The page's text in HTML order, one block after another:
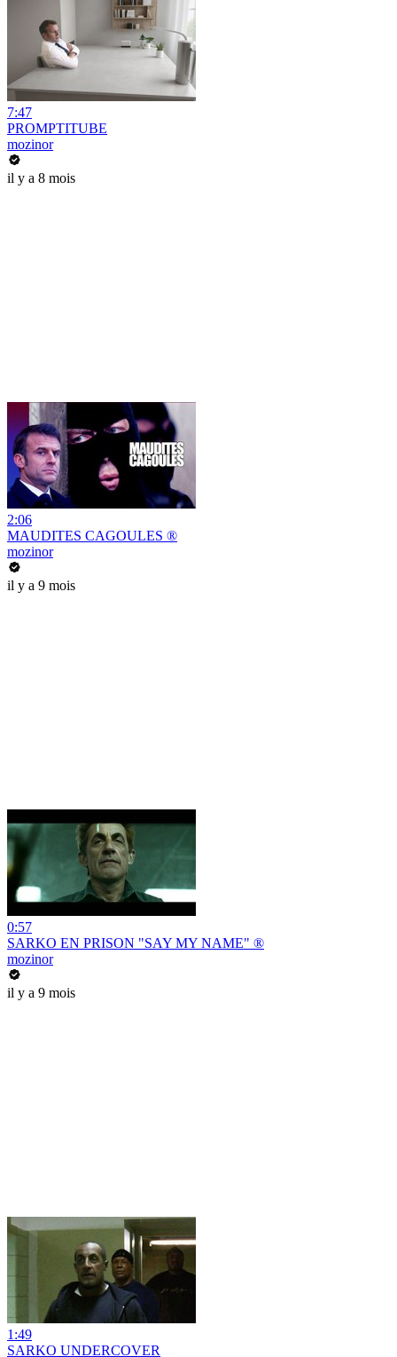
7:47
PROMPTITUBE
mozinor
il y a 8 mois
2:06
MAUDITES CAGOULES ®
mozinor
il y a 9 mois
0:57
SARKO EN PRISON "SAY MY NAME" ®
mozinor
il y a 9 mois
1:49
SARKO UNDERCOVER